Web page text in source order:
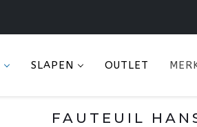
SLAPEN OUTLET
FAUTEUIL